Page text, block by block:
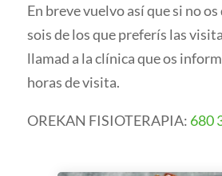
En breve vuelvo así que si no
sois de los que preferís las
llamad a la clínica que os
horas de visita.
OREKAN FISIOTERAPIA: 680